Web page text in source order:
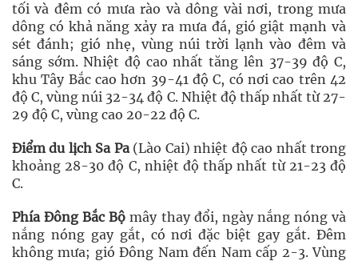
tối và đêm có mưa rào và dông vài nơi, trong mưa
dông có khả năng xảy ra mưa đá, gió giật mạnh và
sét đánh; gió nhẹ, vùng núi trời lạnh vào đêm và
sáng sớm. Nhiệt độ cao nhất tăng lên 37-39 độ C,
khu Tây Bắc cao hơn 39-41 độ C, có nơi cao trên 42
độ C, vùng núi 32-34 độ C. Nhiệt độ thấp nhất từ 27-
29 độ C, vùng cao 20-22 độ C.
Điểm du lịch Sa Pa(Lào Cai) nhiệt độ cao nhất trong
khoảng 28-30 độ C, nhiệt độ thấp nhất từ 21-23 độ
C.
Phía Đông Bắc Bộmây thay đổi, ngày nắng nóng và
nắng nóng gay gắt, có nơi đặc biệt gay gắt. Đêm
không mưa; gió Đông Nam đến Nam cấp 2-3. Vùng